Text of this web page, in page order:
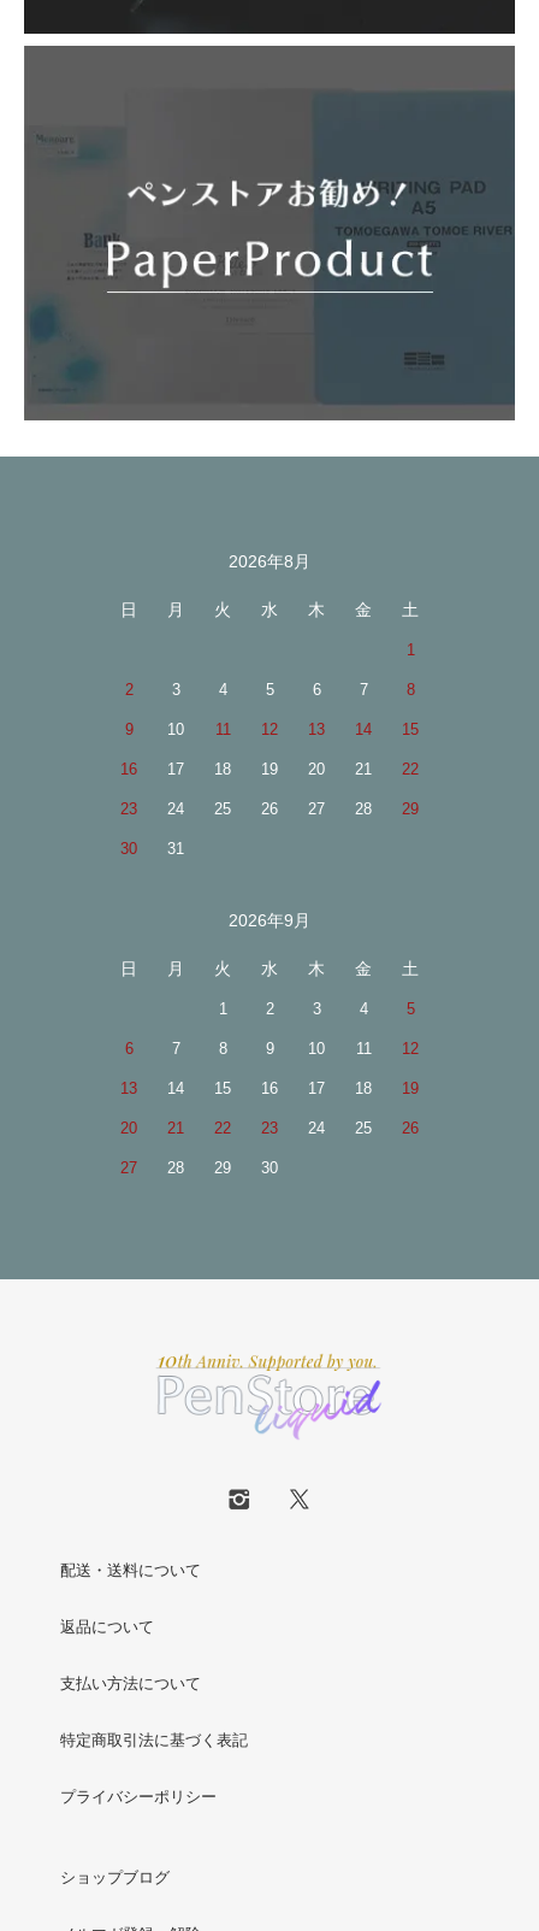
2026年8月
日 月 火 水 木 金 土
1
2 3 4 5 6 7 8
9 10 11 12 13 14 15
16 17 18 19 20 21 22
23 24 25 26 27 28 29
30 31
2026年9月
日 月 火 水 木 金 土
1 2 3 4 5
6 7 8 9 10 11 12
13 14 15 16 17 18 19
20 21 22 23 24 25 26
27 28 29 30
配送・送料について
返品について
支払い方法について
特定商取引法に基づく表記
プライバシーポリシー
ショップブログ